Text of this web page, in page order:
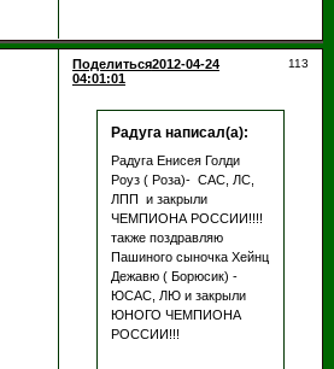
Поделиться 113
2012-04-24
04:01:01
Радуга написал(а):
Радуга Енисея Голди
Роуз ( Роза)- САС, ЛС,
ЛПП и закрыли
ЧЕМПИОНА РОССИИ!!!!
также поздравляю
Пашиного сыночка Хейнц
Дежавю ( Борюсик) -
ЮСАС, ЛЮ и закрыли
ЮНОГО ЧЕМПИОНА
РОССИИ!!!